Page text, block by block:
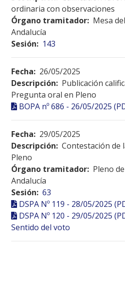
ordinaria con observaciones
Órgano tramitador: Mesa
Andalucía
Sesión: 143
Fecha: 26/05/2025
Descripción: Publicación
Pregunta oral en Pleno
BOPA nº 686 - 26/05/2025
Fecha: 29/05/2025
Descripción: Contestación de
Pleno
Órgano tramitador: Pleno
Andalucía
Sesión: 63
DSPA Nº 119 - 28/05/2025
DSPA Nº 120 - 29/05/2025
Sentido del voto